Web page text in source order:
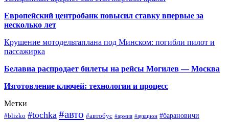
Европейский центробанк повысил ставку впервые за
несколько лет
Крушение мотодельтаплана под Минском: погибли пилот и
пассажирка
Белавиа распродает билеты на рейсы Могилев — Москва
Изготовление ключей: технологии и процесс
Метки
#blizko #tochka #авто #автобус #армия #аукцион #барановичи